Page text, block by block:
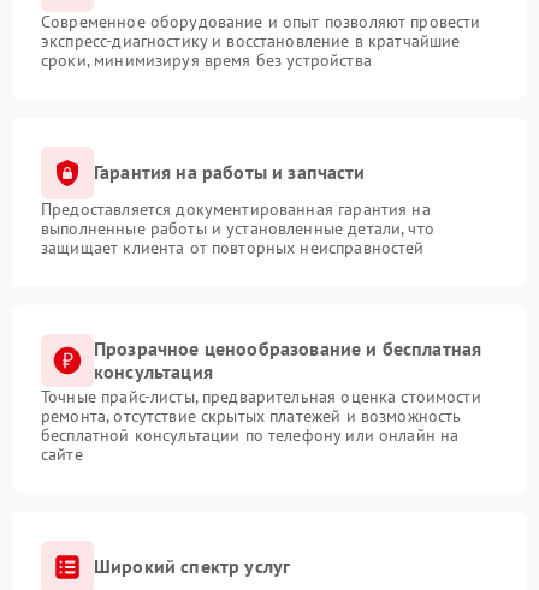
Современное оборудование и опыт позволяют провести
экспресс-диагностику и восстановление в кратчайшие
сроки, минимизируя время без устройства
Гарантия на работы и запчасти
Предоставляется документированная гарантия на
выполненные работы и установленные детали, что
защищает клиента от повторных неисправностей
Прозрачное ценообразование и бесплатная
консультация
Точные прайс-листы, предварительная оценка стоимости
ремонта, отсутствие скрытых платежей и возможность
бесплатной консультации по телефону или онлайн на
сайте
Широкий спектр услуг